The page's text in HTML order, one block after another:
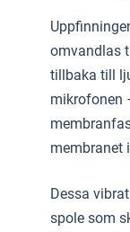
omvandlas
tillbaka till
mikrofonen
membranet
Dessa
spole som